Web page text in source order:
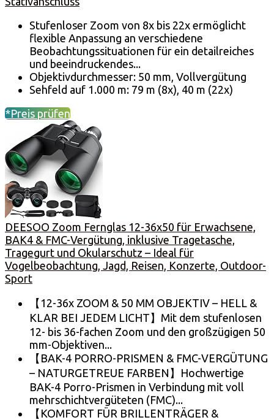
Stufenloser Zoom von 8x bis 22x ermöglicht
flexible Anpassung an verschiedene
Beobachtungssituationen für ein detailreiches
und beeindruckendes...
Objektivdurchmesser: 50 mm, Vollvergütung
Sehfeld auf 1.000 m: 79 m (8x), 40 m (22x)
*Preis prüfen
DEESOO Zoom Fernglas 12-36x50 für Erwachsene,
BAK4 & FMC-Vergütung, inklusive Tragetasche,
Tragegurt und Okularschutz – Ideal für
Vogelbeobachtung, Jagd, Reisen, Konzerte, Outdoor-
Sport
【12-36x ZOOM & 50 MM OBJEKTIV – HELL &
KLAR BEI JEDEM LICHT】Mit dem stufenlosen
12- bis 36-fachen Zoom und den großzügigen 50
mm-Objektiven...
【BAK-4 PORRO-PRISMEN & FMC-VERGÜTUNG
– NATURGETREUE FARBEN】Hochwertige
BAK-4 Porro-Prismen in Verbindung mit voll
mehrschichtvergüteten (FMC)...
【KOMFORT FÜR BRILLENTRÄGER &